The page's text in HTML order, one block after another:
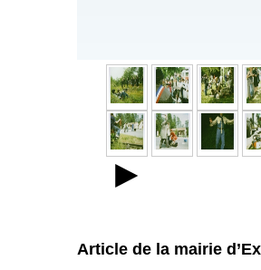
►
Article de la mairie